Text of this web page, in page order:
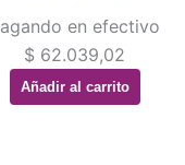
en efectivo
$ 62.039,02
Añadir al carrito